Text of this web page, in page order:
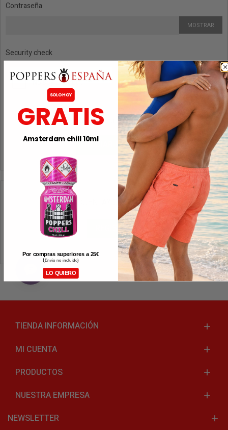
Contraseña
MOSTRAR
Security check
¿Olvidaste tu contraseña?
INICIAR SESIÓN
¿SIN CUENTA? CREA UNO AQUÍ
REGISTRO
TIENDA INFORMACIÓN
MI CUENTA
PRODUCTOS
NUESTRA EMPRESA
NEWSLETTER
SOLO HOY
GRATIS
Amsterdam chill 10ml
Por compras superiores a 25€
(Envío no incluido)
LO QUIERO